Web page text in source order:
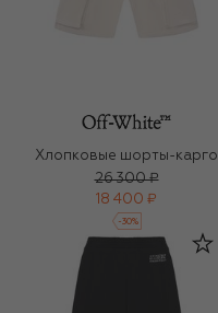
Хлопковые шорты-карго
26 300 ₽
18 400 ₽
-30%